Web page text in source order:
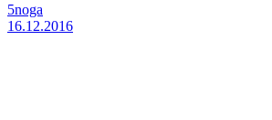
5noga
16.12.2016